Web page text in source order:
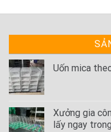
Uốn mica
Xưởng gia
lấy ngay